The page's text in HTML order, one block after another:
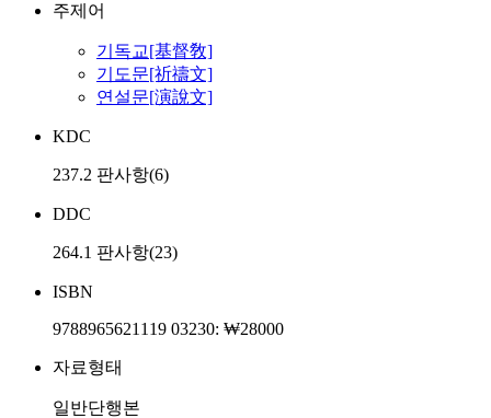
주제어
기독교[基督敎]
기도문[祈禱文]
연설문[演說文]
KDC
237.2 판사항(6)
DDC
264.1 판사항(23)
ISBN
9788965621119 03230: ₩28000
자료형태
일반단행본